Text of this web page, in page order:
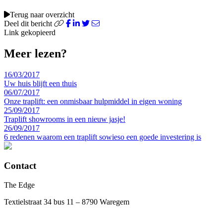
Terug naar overzicht
Deel dit bericht
Link gekopieerd
Meer lezen?
16/03/2017
Uw huis blijft een thuis
06/07/2017
Onze traplift: een onmisbaar hulpmiddel in eigen woning
25/09/2017
Traplift showrooms in een nieuw jasje!
26/09/2017
6 redenen waarom een traplift sowieso een goede investering is
Contact
The Edge
Textielstraat 34 bus 11 – 8790 Waregem